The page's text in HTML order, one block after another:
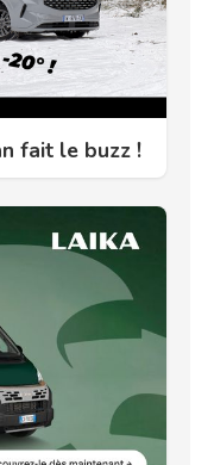
fait le buzz !